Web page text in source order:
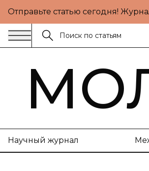
Отправьте статью сегодня!
Научный журнал